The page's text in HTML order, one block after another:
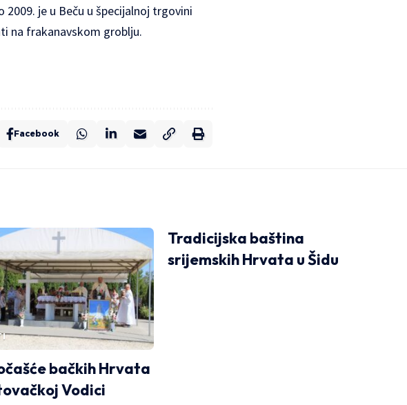
je u Beču u špecijalnoj trgovini
na frakanavskom groblju.
Facebook
bačkih Hrvata
Vodici
Tradicijska baština
srijemskih Hrvata u Šidu